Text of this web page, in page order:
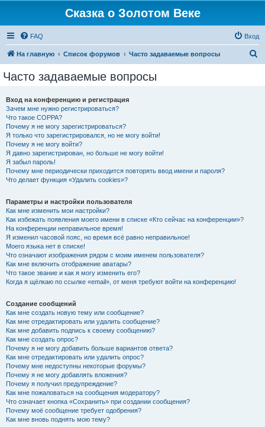
Сказка о Золотом Веке
FAQ Вход
На главную Список форумов Часто задаваемые вопросы
Часто задаваемые вопросы
Вход на конференцию и регистрация
Зачем мне нужно регистрироваться?
Что такое COPPA?
Почему я не могу зарегистрироваться?
Я только что зарегистрировался, но не могу войти!
Почему я не могу войти?
Я давно зарегистрирован, но больше не могу войти!
Я забыл пароль!
Почему мне периодически приходится повторять ввод имени и пароля?
Что делает функция «Удалить cookies»?
Параметры и настройки пользователя
Как мне изменить мои настройки?
Как избежать появления моего имени в списке «Кто сейчас на конференции»?
На конференции неправильное время!
Я изменил часовой пояс, но время всё равно неправильное!
Моего языка нет в списке!
Что означают изображения рядом с моим именем пользователя?
Как мне включить отображение аватары?
Что такое звание и как я могу изменить его?
Когда я щёлкаю по ссылке «email», от меня требуют войти на конференцию!
Создание сообщений
Как мне создать новую тему или сообщение?
Как мне отредактировать или удалить сообщение?
Как мне добавить подпись к своему сообщению?
Как мне создать опрос?
Почему я не могу добавить больше вариантов ответа?
Как мне отредактировать или удалить опрос?
Почему мне недоступны некоторые форумы?
Почему я не могу добавлять вложения?
Почему я получил предупреждение?
Как мне пожаловаться на сообщения модератору?
Что означает кнопка «Сохранить» при создании сообщения?
Почему моё сообщение требует одобрения?
Как мне вновь поднять мою тему?